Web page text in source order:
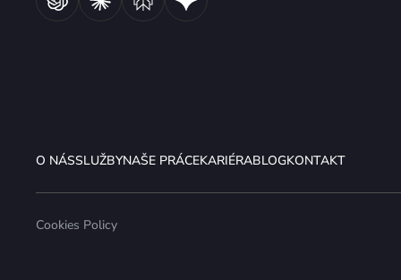
O NÁSSLUŽBYNAŠE PRÁCEKARIÉRABLOGKONTAKT
Cookies Policy